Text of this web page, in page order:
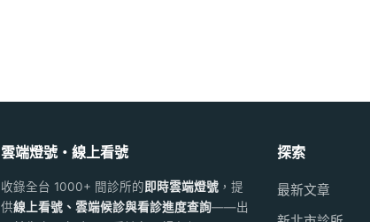
雲端燈號・線上看號
收錄全台 1000+ 間診所的 即時雲端燈號，提
供線上看號、雲端候診與看診進度查詢——出
探索
最新文章